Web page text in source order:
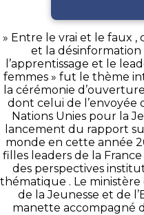
» Entre le vrai et le faux
et la
l’apprentissage et le
femmes » fut le thème
la cérémonie
dont celui de l’envoyée
Nations Unies pour la
lancement du rapport
monde en cette année
filles leaders de la
des perspectives
thématique . Le
de la Jeunesse et de
manette accompagné